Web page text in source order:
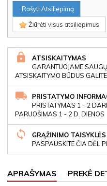
Rašyti Atsiliepimą
Žiūrėti visus atsiliepimus
ATSISKAITYMAS
GARANTUOJAME
ATSISKAITYMO BŪDUS
PRISTATYMO
PRISTATYMAS 1 - 2
PARUOŠIMAS 1 - 2 D. DIENOS
GRĄŽINIMO TAISYKLĖS
PASPAUSKITE ČIA DĖL
APRAŠYMAS PREKĖ